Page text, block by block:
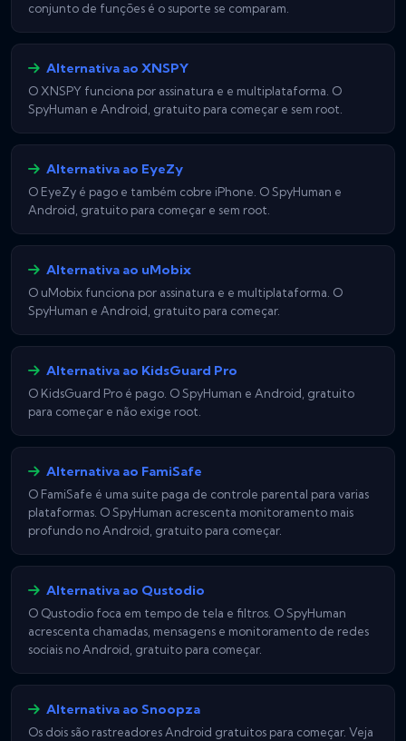
conjunto de funções é o suporte se comparam.
Alternativa ao XNSPY
O XNSPY funciona por assinatura e e multiplataforma. O
SpyHuman e Android, gratuito para começar e sem root.
Alternativa ao EyeZy
O EyeZy é pago e também cobre iPhone. O SpyHuman e
Android, gratuito para começar e sem root.
Alternativa ao uMobix
O uMobix funciona por assinatura e e multiplataforma. O
SpyHuman e Android, gratuito para começar.
Alternativa ao KidsGuard Pro
O KidsGuard Pro é pago. O SpyHuman e Android, gratuito
para começar e não exige root.
Alternativa ao FamiSafe
O FamiSafe é uma suite paga de controle parental para varias
plataformas. O SpyHuman acrescenta monitoramento mais
profundo no Android, gratuito para começar.
Alternativa ao Qustodio
O Qustodio foca em tempo de tela e filtros. O SpyHuman
acrescenta chamadas, mensagens e monitoramento de redes
sociais no Android, gratuito para começar.
Alternativa ao Snoopza
Os dois são rastreadores Android gratuitos para começar. Veja